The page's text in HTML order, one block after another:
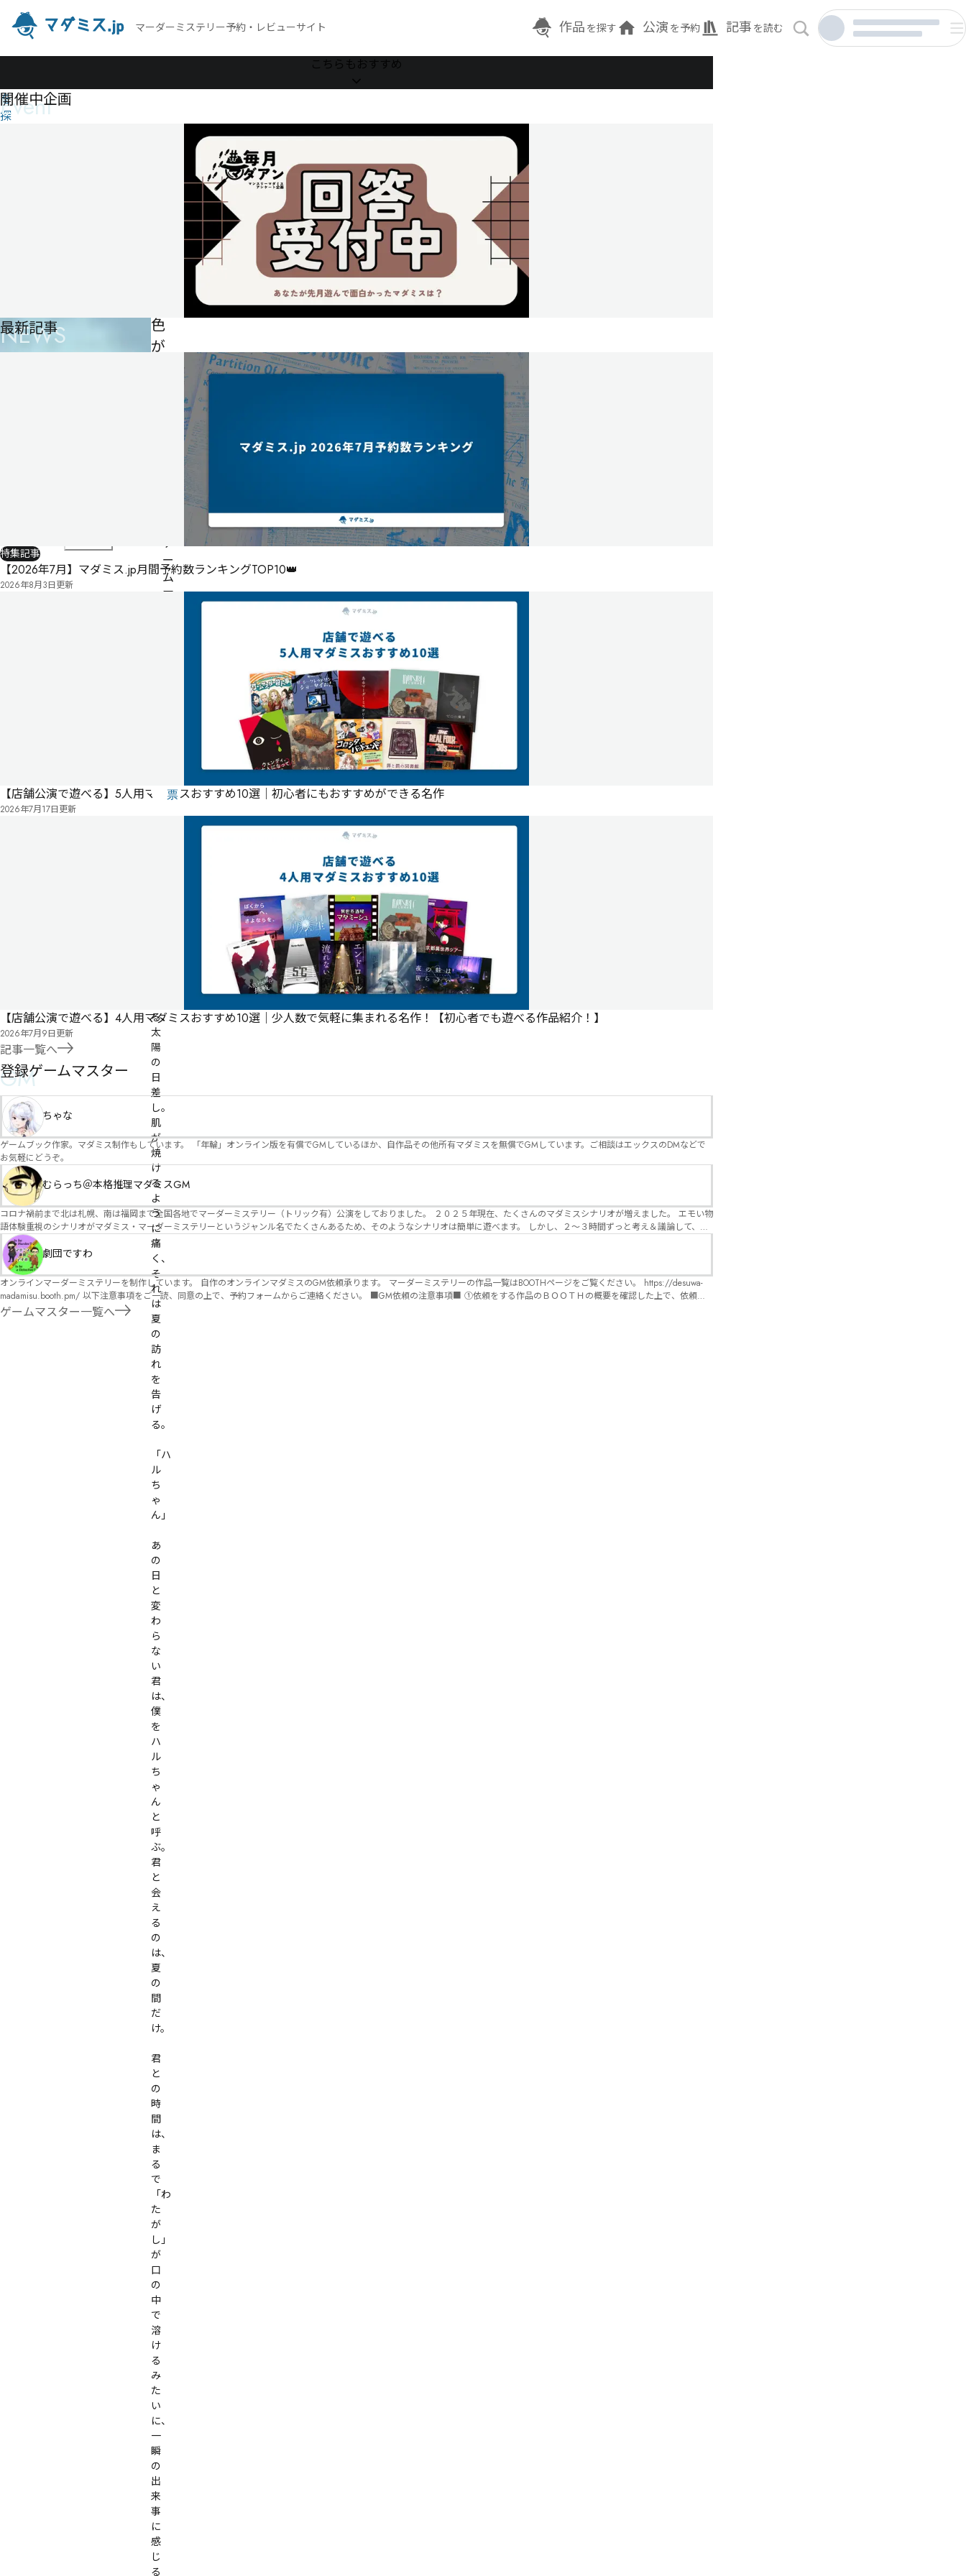
マーダーミステリー予約・レビューサイト 作品 を探す 公演 を予約 記事 を読む
を
探
色
が
ゲ
ー
ム
マ
リ
票
オンライン
その他テイスト・1
初心者におすすめ・1
ロールプレイ重視・2
シリアス・1
エモーショナル・1
る、
太
陽
の
日
差
し。
肌
が
焼
け
る
よ
う
に
痛
く、
そ
れ
は
夏
の
訪
れ
を
告
げ
る。
「ハ
ル
ち
ゃ
ん」
あ
の
日
と
変
わ
ら
な
い
君
は、
僕
を
ハ
ル
ち
ゃ
ん
と
呼
ぶ。
君
と
会
え
る
の
は、
夏
の
間
だ
け。
君
と
の
時
間
は、
ま
る
で
「わ
た
が
し」
が
口
の
中
で
溶
け
る
み
た
い
に、
一
瞬
の
出
来
事
に
感
じ
る
こちらもおすすめ
Event
開催中企画
NEWS
最新記事
特集記事
【2026年7月】マダミス.jp月間予約数ランキングTOP10👑
2026年8月3日更新
【店舗公演で遊べる】5人用マダミスおすすめ10選｜初心者にもおすすめができる名作
2026年7月17日更新
【店舗公演で遊べる】4人用マダミスおすすめ10選｜少人数で気軽に集まれる名作！【初心者でも遊べる作品紹介！】
2026年7月9日更新
記事一覧へ
GM
登録ゲームマスター
ちゃな
ゲームブック作家。マダミス制作もしています。 「年輪」オンライン版を有償でGMしているほか、自作品その他所有マダミスを無償でGMしています。ご相談はエックスのDMなどで
お気軽にどうぞ。
むらっち＠本格推理マダミスGM
コロナ禍前まで北は札幌、南は福岡まで全国各地でマーダーミステリー（トリック有）公演をしておりました。 ２０２５年現在、たくさんのマダミスシナリオが増えました。 エモい物
語体験重視のシナリオがマダミス・マーダーミステリーというジャンル名でたくさんあるため、そのようなシナリオは簡単に遊べます。 しかし、２～３時間ずっと考え＆議論して、見
たことないトリックが解ける閃きや犯人として逃げ切る楽しみのある本格推理マーダーミステリーを見つけることが難しくなっていませんか？ そんな本格推理マダミスをお届けしま
す！
劇団ですわ
オンラインマーダーミステリーを制作しています。 自作のオンラインマダミスのGM依頼承ります。 マーダーミステリーの作品一覧はBOOTHページをご覧ください。 https://desuwa-
madamisu.booth.pm/ 以下注意事項をご一読、同意の上で、予約フォームからご連絡ください。 ■GM依頼の注意事項■ ①依頼をする作品のＢＯＯＴＨの概要を確認した上で、依頼し
てください。 ②依頼ができるのは、平日、土日、祝日問わず、21：00～となります。 ③参加するメンバーは、依頼者にてメンバーを集めてください。 ④依頼条件：代表者によるＧＭ
セットの購入or参加者全員の個別ＨＯの購入 ⇒購入するタイミングは、開催日程、参加メンバーが決まってからで構いません。 ⑤批判目的等、作品を楽しむつもりのない方は参加をご
ゲームマスター一覧へ